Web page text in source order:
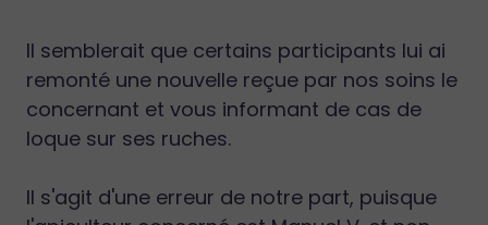
Il semblerait que certains participants lui ai
remonté une nouvelle reçue par nos soins le
concernant et vous informant de cas de
loque sur ses ruches.
Il s'agit d'une erreur de notre part, puisque